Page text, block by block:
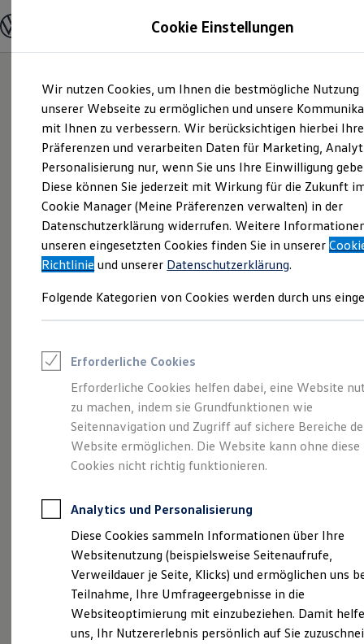
Hauptinhalt
springen
Footer
springen
Modelle und Konfigurator
Modelle vergleichen
Elektroautos
ENERGY Sondermodelle
Nutzfahrzeuge
SUV und CUV
Familienautos
Kombis
Kompaktwagen
Sportwagen
Schnell verfügbare Fahrzeuge
Angebote und Produkte
Aktuelle Angebote
E-Auto-Förderung
Volkswagen Marktplatz
Junge Gebrauchtwagen und Gebrauchtwagen
Saisonangebote
Leasing
Leasing-Angebote
Gebrauchtwagen Leasing
Junge Gebrauchtwagen-Leasing
Elektroauto Leasing
Kleinwagen-Leasing
Leasing ohne Anzahlung
Autokredit mit Schlussrate
Versicherungen und Garantien
Kfz-Versicherung
Restschuldversicherungen
Garantien
Wartungsverträge
Geschäftskunden
Professional Class bei Volkswagen
Großkunden
Behörden
So geht neu.
Entdecken Sie jetzt
den neuen ID.3 Neo!
Cookie Einstellungen
Wir nutzen Cookies, um Ihnen die bestmögliche Nutzung
unserer Webseite zu ermöglichen und unsere
mit Ihnen zu verbessern. Wir berücksichtigen hierbei Ihre
Präferenzen und verarbeiten Daten für Marketing,
Personalisierung nur, wenn Sie uns Ihre Einwilligung
Diese können Sie jederzeit mit Wirkung für die Zukunft
Cookie Manager (Meine Präferenzen verwalten) in der
Datenschutzerklärung widerrufen. Weitere
unseren eingesetzten Cookies finden Sie in unserer
Richtlinie und unserer Datenschutzerklärung.
Folgende Kategorien von Cookies werden durch uns
Erforderliche Cookies
Erforderliche Cookies helfen dabei, eine Website
zu machen, indem sie Grundfunktionen wie
Seitennavigation und Zugriff auf sichere Bereiche
Website ermöglichen. Die Website kann ohne diese
Cookies nicht richtig funktionieren.
Analytics und Personalisierung
Diese Cookies sammeln Informationen über Ihre
Websitenutzung (beispielsweise Seitenaufrufe,
Verweildauer je Seite, Klicks) und ermöglichen uns
Teilnahme, Ihre Umfrageergebnisse in die
Websiteoptimierung mit einzubeziehen. Damit
uns, Ihr Nutzererlebnis persönlich auf Sie